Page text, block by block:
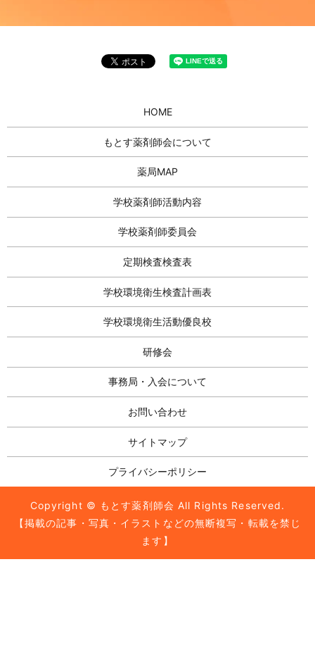
HOME
もとす薬剤師会について
薬局MAP
学校薬剤師活動内容
学校薬剤師委員会
定期検査検査表
学校環境衛生検査計画表
学校環境衛生活動優良校
研修会
事務局・入会について
お問い合わせ
サイトマップ
プライバシーポリシー
Copyright © もとす薬剤師会 All Rights Reserved.
【掲載の記事・写真・イラストなどの無断複写・転載を禁じ
ます】